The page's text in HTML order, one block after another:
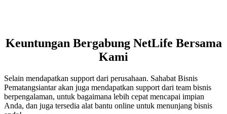
Keuntungan Bergabung NetLife Bersama
Kami
Selain mendapatkan support dari perusahaan. Sahabat Bisnis
Pematangsiantar akan juga mendapatkan support dari team bisnis
berpengalaman, untuk bagaimana lebih cepat mencapai impian
Anda, dan juga tersedia alat bantu online untuk menunjang bisnis